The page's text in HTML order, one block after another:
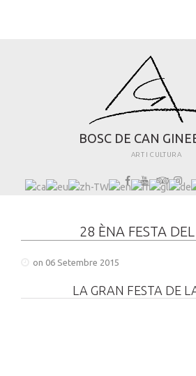
BOSC DE CAN GIN E
ART I CULTURA
28 ÈNA FESTA
on 06 Setembre 2015
LA GRAN FESTA DE